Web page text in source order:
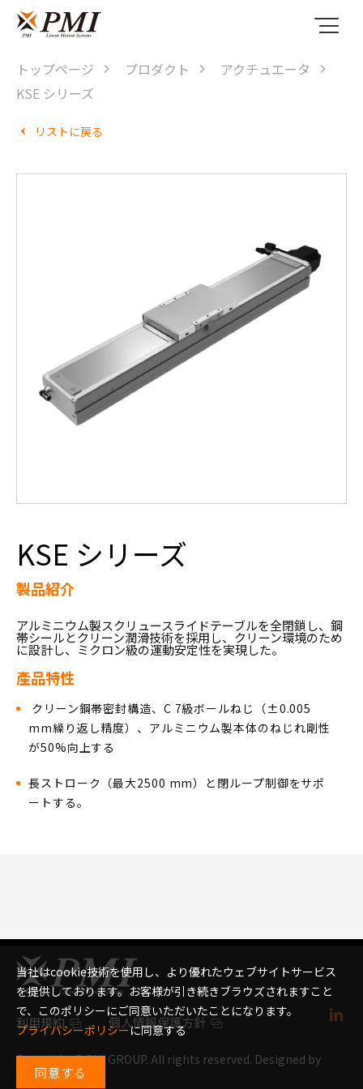
トップページ プロダクト
アクチュエータ
KSE シリーズ
リストに戻る
KSE シリーズ
製品紹介
アルミニウム製スクリュースライドテーブルを全閉鎖し、鋼
帯シールとクリーン潤滑技術を採用し、クリーン環境のため
に設計し、ミクロン級の運動安定性を実現した。
產品特性
クリーン鋼帯密封構造、C 7級ボールねじ（±0.005
mm繰り返し精度）、アルミニウム製本体のねじれ剛性
が50%向上する
長ストローク（最大2500 mm）と閉ループ制御をサポ
ートする。
Copyright © PMI GROUP. All rights reserved. Designed by
Weya.
利用規約 個人情報保護方針
当社はcookie技術を使用し、より優れたウェブサイトサービス
を提供しております。お客様が引き続きブラウズされますこと
で、このポリシーにご同意いただいたことになります。
プライバシーポリシーに同意する
同意する